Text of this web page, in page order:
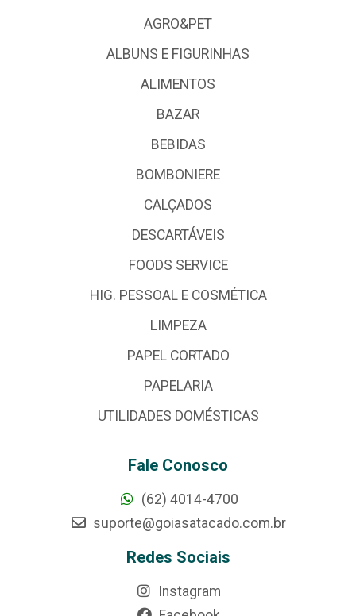
AGRO&PET
ALBUNS E FIGURINHAS
ALIMENTOS
BAZAR
BEBIDAS
BOMBONIERE
CALÇADOS
DESCARTÁVEIS
FOODS SERVICE
HIG. PESSOAL E COSMÉTICA
LIMPEZA
PAPEL CORTADO
PAPELARIA
UTILIDADES DOMÉSTICAS
Fale Conosco
(62) 4014-4700
suporte@goiasatacado.com.br
Redes Sociais
Instagram